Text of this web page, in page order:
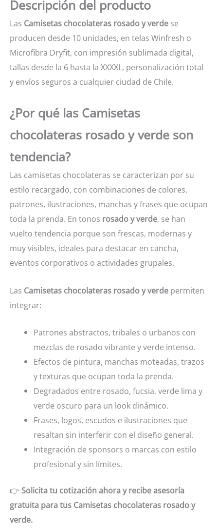
Descripción del producto
Las Camisetas chocolateras rosado y verde se
producen desde 10 unidades, en telas Winfresh o
Microfibra Dryfit, con impresión sublimada digital,
tallas desde la 6 hasta la XXXXL, personalización total
y envíos seguros a cualquier ciudad de Chile.
¿Por qué las Camisetas
chocolateras rosado y verde son
tendencia?
Las camisetas chocolateras se caracterizan por su
estilo recargado, con combinaciones de colores,
patrones, ilustraciones, manchas y frases que ocupan
toda la prenda. En tonos rosado y verde, se han
vuelto tendencia porque son frescas, modernas y
muy visibles, ideales para destacar en cancha,
eventos corporativos o actividades grupales.
Las Camisetas chocolateras rosado y verde permiten
integrar:
Patrones abstractos, tribales o urbanos con
mezclas de rosado vibrante y verde intenso.
Efectos de pintura, manchas moteadas, trazos
y texturas que ocupan toda la prenda.
Degradados entre rosado, fucsia, verde lima y
verde oscuro para un look dinámico.
Frases, logos, escudos e ilustraciones que
resaltan sin interferir con el diseño general.
Integración de sponsors o marcas con estilo
profesional y sin límites.
👉 Solicita tu cotización ahora y recibe asesoría
gratuita para tus Camisetas chocolateras rosado y
verde.